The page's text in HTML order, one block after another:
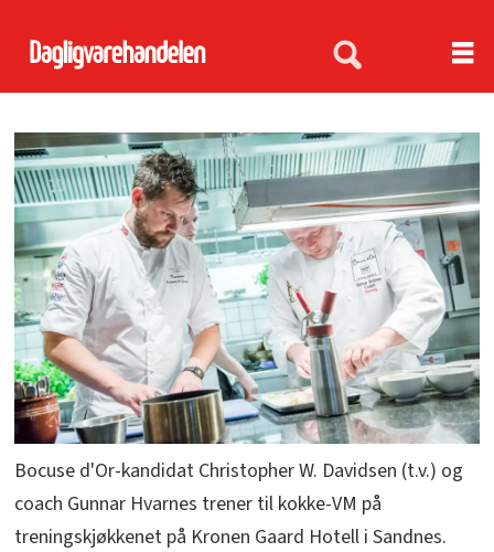
Bocuse d'Or-kandidat Christopher W. Davidsen (t.v.) og
coach Gunnar Hvarnes trener til kokke-VM på
treningskjøkkenet på Kronen Gaard Hotell i Sandnes.